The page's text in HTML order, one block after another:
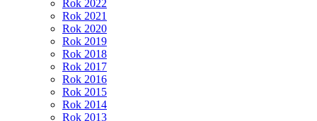
Rok 2022
Rok 2021
Rok 2020
Rok 2019
Rok 2018
Rok 2017
Rok 2016
Rok 2015
Rok 2014
Rok 2013